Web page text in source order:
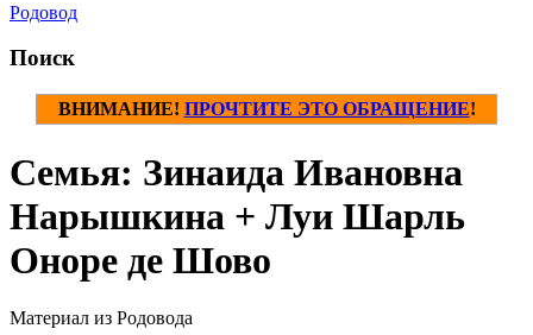
Родовод
Поиск
ВНИМАНИЕ! ПРОЧТИТЕ ЭТО ОБРАЩЕНИЕ!
Семья: Зинаида Ивановна
Нарышкина + Луи Шарль
Оноре де Шово
Материал из Родовода